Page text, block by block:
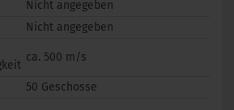
Nicht angegeben
Nicht angegeben
ca. 500 m/s
50 Geschosse